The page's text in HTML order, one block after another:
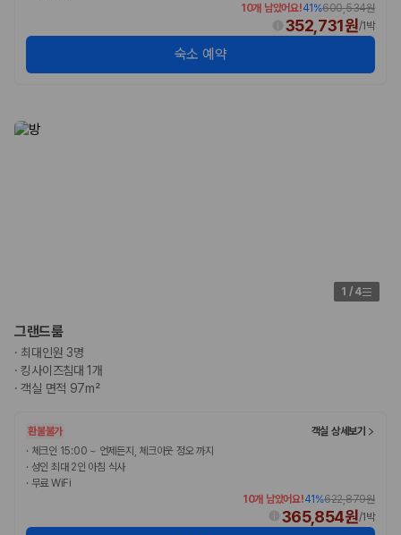
10개 남았어요!41 %600,534원
352,731원/1박
숙소 예약
1 / 4
그랜드룸
· 최대인원 3명
·킹사이즈침대 1개
·객실 면적 97m²
환불불가
객실 상세보기
· 체크인 15:00 ~ 언제든지, 체크아웃 정오 까지
· 성인 최대 2인 아침 식사
· 무료 WiFi
10개 남았어요!41 %622,879원
365,854원/1박